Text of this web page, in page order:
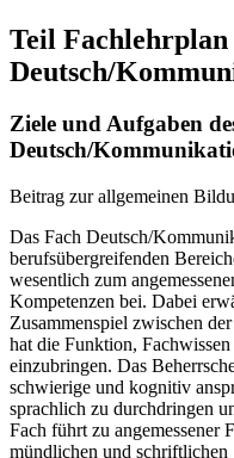
Teil Fachlehrplan
Deutsch/
Ziele und Aufgaben
Deutsch/
Beitrag zur allgemeinen
Das Fach Deutsch/
berufsübergreifenden
wesentlich zum
Kompetenzen bei. Dabei
Zusammenspiel zwischen
hat die Funktion,
einzubringen. Das
schwierige und kognitiv
sprachlich zu durchdringen
Fach führt zu angemessener
mündlichen und schriftlichen